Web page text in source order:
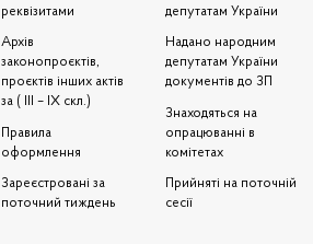
реквізитами
Архів
законопроєктів,
проєктів інших актів
за ( III – IX скл.)
Правила
оформлення
Зареєстровані за
поточний тиждень
депутатам України
Надано народним
депутатам України
документів до ЗП
Знаходяться на
опрацюванні в
комітетах
Прийняті на поточній
сесії